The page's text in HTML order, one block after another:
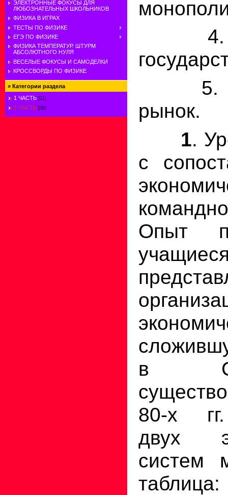
ЭЛЕКТРОННЫЕ ФОКУСЫ ДЛЯ
ЛЮБОЗНАТЕЛЬНЫХ ШКОЛЬНИКОВ
ФИЗИКА В ИГРАХ
ТЕСТЫ ПО ФИЗИКЕ
ЕГЭ ПО ФИЗИКЕ
ФИЗИКА ТЕМПЕРАТУР. ШТУРМ
АБСОЛЮТНОГО НУЛЯ
ВЕСЕЛЫЕ ФОКУСЫ И САМОДЕЛКИ
КРОССВОРДЫ ПО ФИЗИКЕ
» Категории раздела
1 ЧАСТЬ [21]
2 ЧАСТЬ [30]
4.
5.
рынок.
1.
с
Опыт
в
80-х
двух
систем
таблица: